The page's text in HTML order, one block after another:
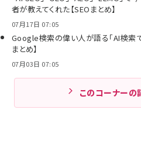
者が教えてくれた【SEOまとめ】
07月17日 07:05
Google検索の偉い人が語る「AI検索
まとめ】
07月03日 07:05
このコーナーの